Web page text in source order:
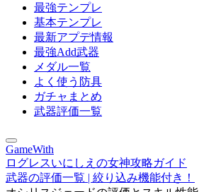
最強テンプレ
基本テンプレ
最新アプデ情報
最強Add武器
メダル一覧
よく使う防具
ガチャまとめ
武器評価一覧
GameWith
ログレスいにしえの女神攻略ガイド
武器の評価一覧 | 絞り込み機能付き！